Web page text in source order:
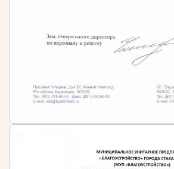
окружающей среды» от 10
специалисты,
решений при осуществлении
иной деятельности, должны
области охраны
Ст. 15 Федерального закона
ФЗ«Об отходах
лица, которые
отходами I-IV класса
подтвержденную
работы с отходами I-IV класса